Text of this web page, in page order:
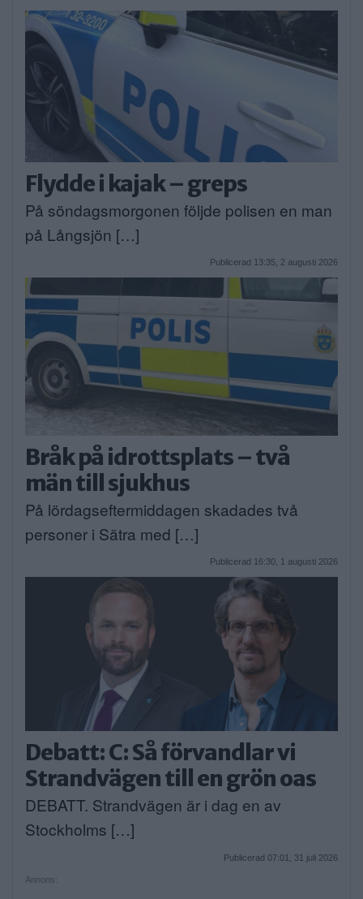
Flydde i kajak – greps
På söndagsmorgonen följde polisen en man
på Långsjön […]
Publicerad 13:35, 2 augusti 2026
Bråk på idrottsplats – två
män till sjukhus
På lördagseftermiddagen skadades två
personer i Sätra med […]
Publicerad 16:30, 1 augusti 2026
Debatt: C: Så förvandlar vi
Strandvägen till en grön oas
DEBATT. Strandvägen är i dag en av
Stockholms […]
Publicerad 07:01, 31 juli 2026
Annons: